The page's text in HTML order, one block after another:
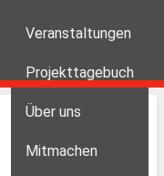
Veranstaltungen
Projekttagebuch
Über uns
Mitmachen